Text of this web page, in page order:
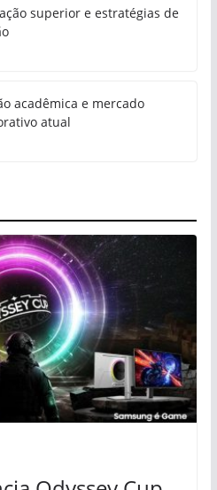
superior e estratégias de
acadêmica e mercado
atual